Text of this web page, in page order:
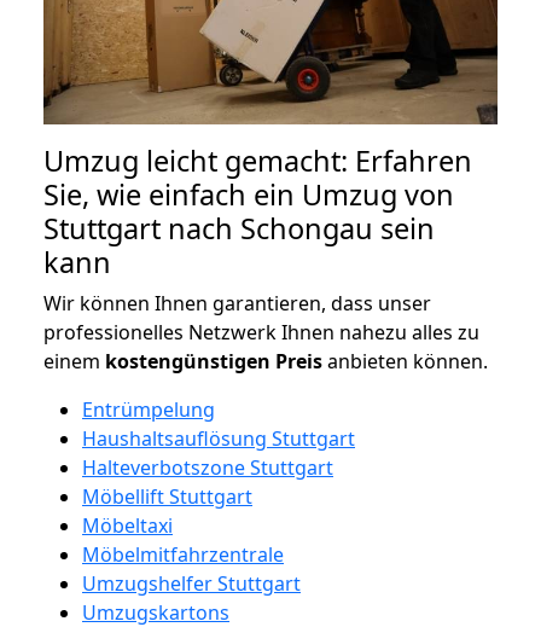
Umzug leicht gemacht: Erfahren
Sie, wie einfach ein Umzug von
Stuttgart nach Schongau sein
kann
Wir können Ihnen garantieren, dass unser
professionelles Netzwerk Ihnen nahezu alles zu
einem kostengünstigen Preisanbieten können.
Entrümpelung
Haushaltsauflösung Stuttgart
Halteverbotszone Stuttgart
Möbellift Stuttgart
Möbeltaxi
Möbelmitfahrzentrale
Umzugshelfer Stuttgart
Umzugskartons